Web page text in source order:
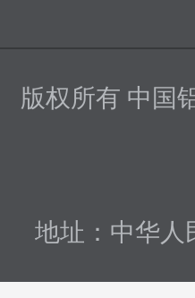
版权所有 中国
地址：中华人